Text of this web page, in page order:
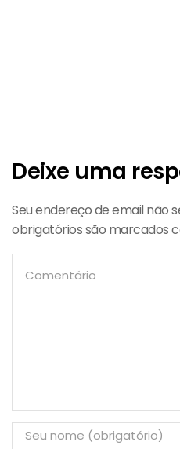
Deixe uma
Seu endereço de email não
obrigatórios são marcados